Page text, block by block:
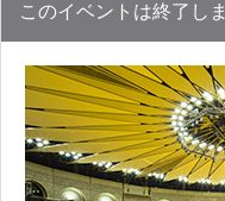
このイベントは終了し